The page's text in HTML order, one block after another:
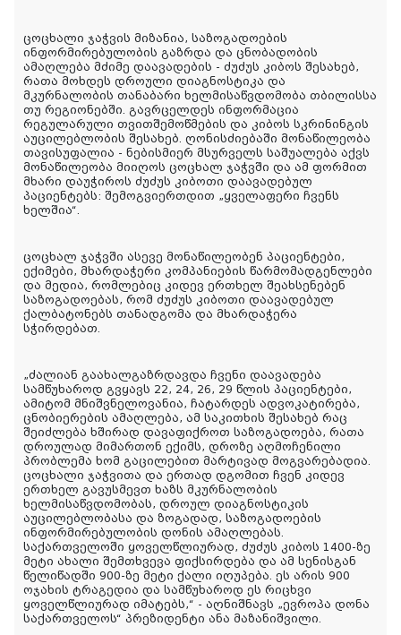
ცოცხალი ჯაჭვის მიზანია, საზოგადოების
ინფორმირებულობის გაზრდა და ცნობადობის
ამაღლება მძიმე დაავადების - ძუძუს კიბოს შესახებ,
რათა მოხდეს დროული დიაგნოსტიკა და
მკურნალობის თანაბარი ხელმისაწვდომობა თბილისსა
თუ რეგიონებში. გავრცელდეს ინფორმაცია
რეგულარული თვითშემოწმების და კიბოს სკრინინგის
აუცილებლობის შესახებ. ღონისძიებაში მონაწილეობა
თავისუფალია - ნებისმიერ მსურველს საშუალება აქვს
მონაწილეობა მიიღოს ცოცხალ ჯაჭვში და ამ ფორმით
მხარი დაუჭიროს ძუძუს კიბოთი დაავადებულ
პაციენტებს: შემოგვიერთდით „ყველაფერი ჩვენს
ხელშია“.
ცოცხალ ჯაჭვში ასევე მონაწილეობენ პაციენტები,
ექიმები, მხარდაჭერი კომპანიების წარმომადგენლები
და მედია, რომლებიც კიდევ ერთხელ შეახსენებენ
საზოგადოებას, რომ ძუძუს კიბოთი დაავადებულ
ქალბატონებს თანადგომა და მხარდაჭერა
სჭირდებათ.
„ძალიან გაახალგაზრდავდა ჩვენი დაავადება
სამწუხაროდ გვყავს 22, 24, 26, 29 წლის პაციენტები,
ამიტომ მნიშვნელოვანია, ჩატარდეს ადვოკატირება,
ცნობიერების ამაღლება, ამ საკითხის შესახებ რაც
შეიძლება ხშირად დავაფიქროთ საზოგადოება, რათა
დროულად მიმართონ ექიმს, დროზე აღმოჩენილი
პრობლემა ხომ გაცილებით მარტივად მოგვარებადია.
ცოცხალი ჯაჭვითა და ერთად დგომით ჩვენ კიდევ
ერთხელ გავუსმევთ ხაზს მკურნალობის
ხელმისაწვდომობას, დროულ დიაგნოსტიკის
აუცილებლობასა და ზოგადად, საზოგადოების
ინფორმირებულობის დონის ამაღლებას.
საქართველოში ყოველწლიურად, ძუძუს კიბოს 1400-ზე
მეტი ახალი შემთხვევა ფიქსირდება და ამ სენისგან
წელიწადში 900-ზე მეტი ქალი იღუპება. ეს არის 900
ოჯახის ტრაგედია და სამწუხაროდ ეს რიცხვი
ყოველწლიურად იმატებს,“ - აღნიშნავს „ევროპა დონა
საქართველოს“ პრეზიდენტი ანა მაზანიშვილი.